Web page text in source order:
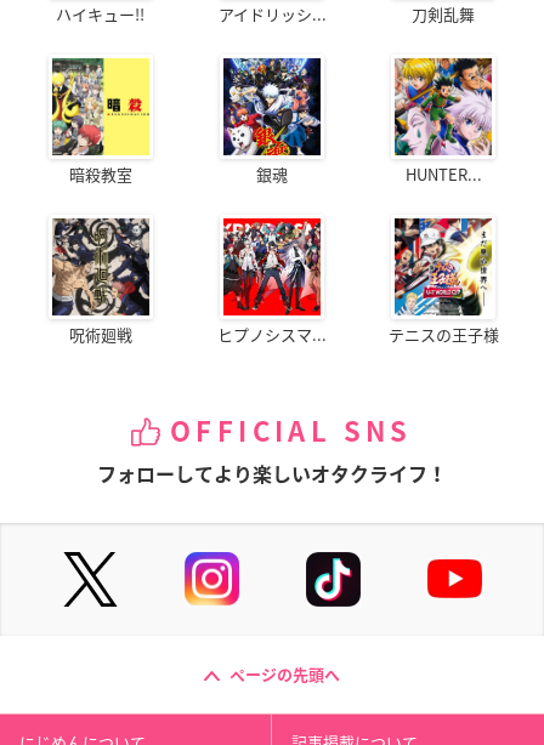
ハイキュー!! アイドリッシ... 刀剣乱舞
暗殺教室 銀魂 HUNTER...
呪術廻戦 ヒプノシスマ... テニスの王子様
OFFICIAL SNS
フォローしてより楽しいオタクライフ！
ページの先頭へ